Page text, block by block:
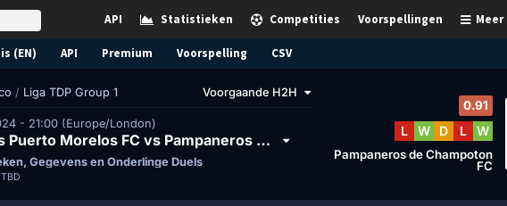
Meer
Voorspellingen
Competities
Statistieken
API
(EN) API Premium Voorspelling CSV
/ Liga TDP Group 1 Voorgaande H2H
- 21:00 (Europe/London)
Zorros Puerto Morelos FC vs Pampaneros de Champoton FC
Gegevens en Onderlinge Duels
TBD
0.91
L W D L W
Pampaneros de Champoton
FC